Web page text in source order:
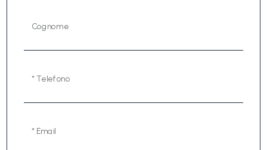
Cognome
* Telefono
* Email